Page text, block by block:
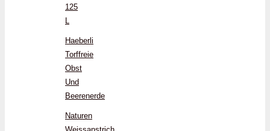
125
L
Haeberli
Torffreie
Obst
Und
Beerenerde
Naturen